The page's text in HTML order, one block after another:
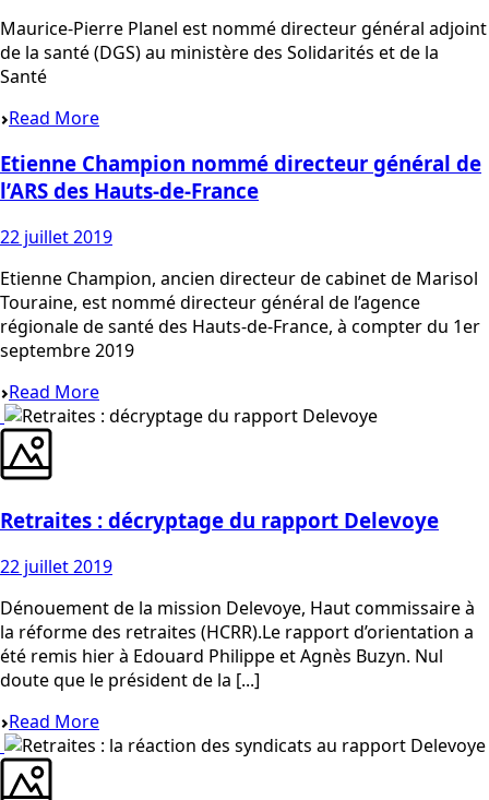
Maurice-Pierre Planel est nommé directeur général adjoint
de la santé (DGS) au ministère des Solidarités et de la
Santé
Read More
Etienne Champion nommé directeur général de
l’ARS des Hauts-de-France
22 juillet 2019
Etienne Champion, ancien directeur de cabinet de Marisol
Touraine, est nommé directeur général de l’agence
régionale de santé des Hauts-de-France, à compter du 1er
septembre 2019
Read More
Retraites : décryptage du rapport Delevoye
22 juillet 2019
Dénouement de la mission Delevoye, Haut commissaire à
la réforme des retraites (HCRR).Le rapport d’orientation a
été remis hier à Edouard Philippe et Agnès Buzyn. Nul
doute que le président de la [...]
Read More